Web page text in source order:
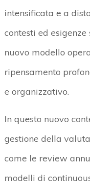
intensificata e a
contesti ed
nuovo modello
ripensamento
e organizzativo.
In questo nuovo
gestione della
come le review
modelli di